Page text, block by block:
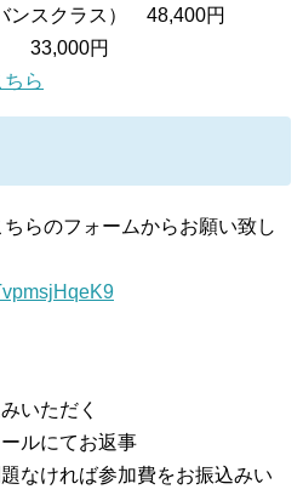
ンスクラス） 48,400円
33,000円
ら
らのフォームからお願い致し
いただく
ルにてお返事
なければ参加費をお振込みい